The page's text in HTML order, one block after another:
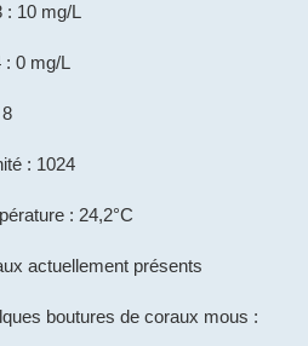
: 10 mg/L
: 0 mg/L
: 1024
: 24,2°C
actuellement présents
boutures de coraux mous :